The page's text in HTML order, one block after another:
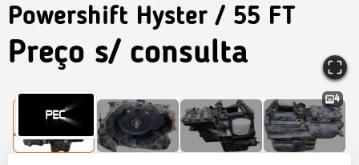
Powershift Hyster / 55 FT
Preço s/ consulta
4